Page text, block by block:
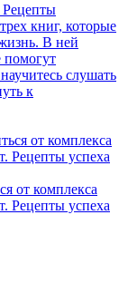
Рецепты
книг, которые
В ней
помогут
слушать
к
от комплекса
Рецепты успеха